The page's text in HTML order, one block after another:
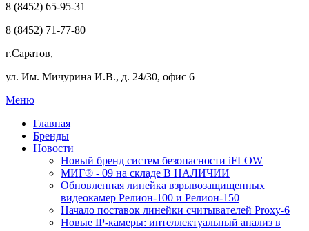
8 (8452) 65-95-31
8 (8452) 71-77-80
г.Саратов,
ул. Им. Мичурина И.В., д. 24/30, офис 6
Меню
Главная
Бренды
Новости
Новый бренд систем безопасности iFLOW
МИГ® - 09 на складе В НАЛИЧИИ
Обновленная линейка взрывозащищенных
видеокамер Релион-100 и Релион-150
Начало поставок линейки считывателей Proxy-6
Новые IP-камеры: интеллектуальный анализ в